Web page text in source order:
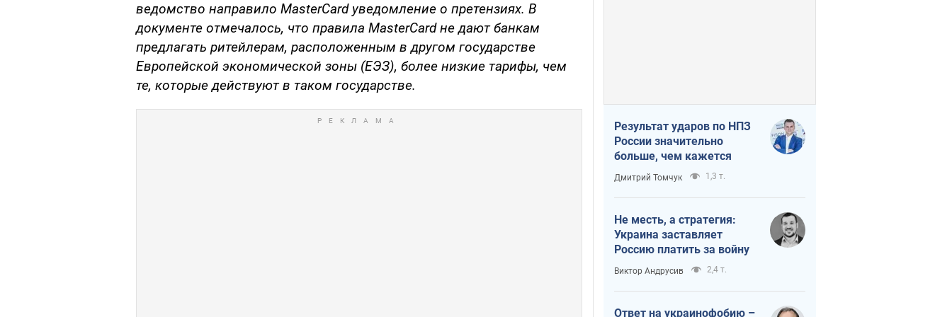
ведомство направило MasterCard уведомление о претензиях. В
документе отмечалось, что правила MasterCard не дают банкам
предлагать ритейлерам, расположенным в другом государстве
Европейской экономической зоны (ЕЭЗ), более низкие тарифы, чем
те, которые действуют в таком государстве.
Результат ударов по НПЗ
России значительно
больше, чем кажется
Дмитрий Томчук 1,3 т.
Не месть, а стратегия:
Украина заставляет
Россию платить за войну
Виктор Андрусив 2,4 т.
Ответ на украинофобию –